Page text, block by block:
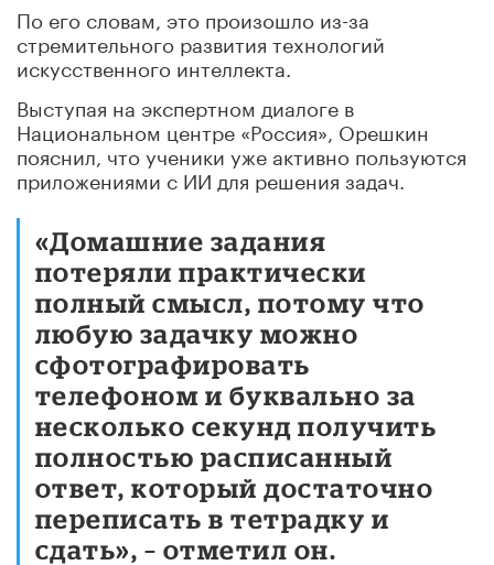
По его словам, это произошло из-за
стремительного развития технологий
искусственного интеллекта.
Выступая на экспертном диалоге в
Национальном центре «Россия», Орешкин
пояснил, что ученики уже активно пользуются
приложениями с ИИ для решения задач.
«Домашние задания
потеряли практически
полный смысл, потому что
любую задачку можно
сфотографировать
телефоном и буквально за
несколько секунд получить
полностью расписанный
ответ, который достаточно
переписать в тетрадку и
сдать», – отметил он.